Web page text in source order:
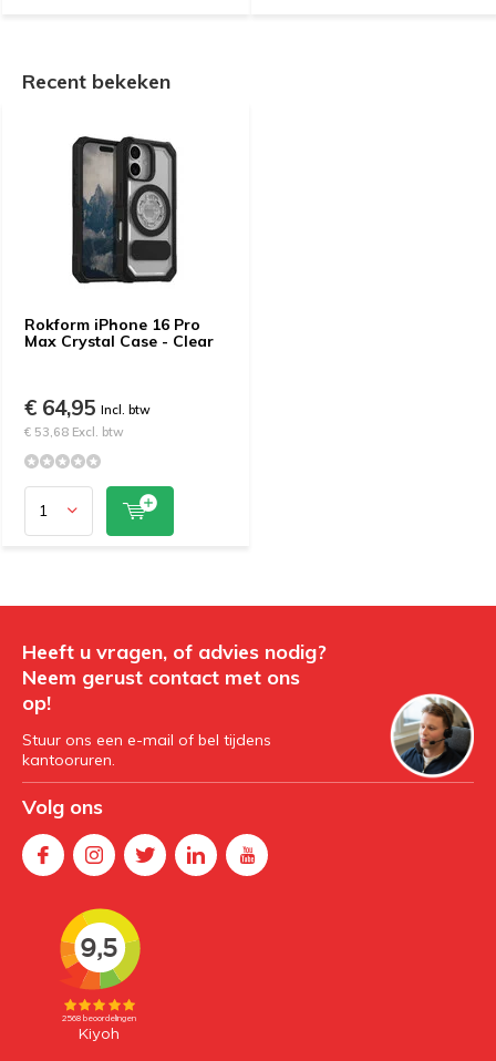
Recent bekeken
Rokform iPhone 16 Pro
Max Crystal Case - Clear
€ 64,95 Incl. btw
€ 53,68 Excl. btw
Heeft u vragen, of advies nodig?
Neem gerust contact met ons
op!
Stuur ons een e-mail of bel tijdens
kantooruren.
Volg ons